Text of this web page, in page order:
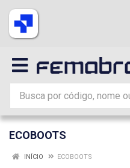
ECOBOOTS
INÍCIO ECOBOOTS